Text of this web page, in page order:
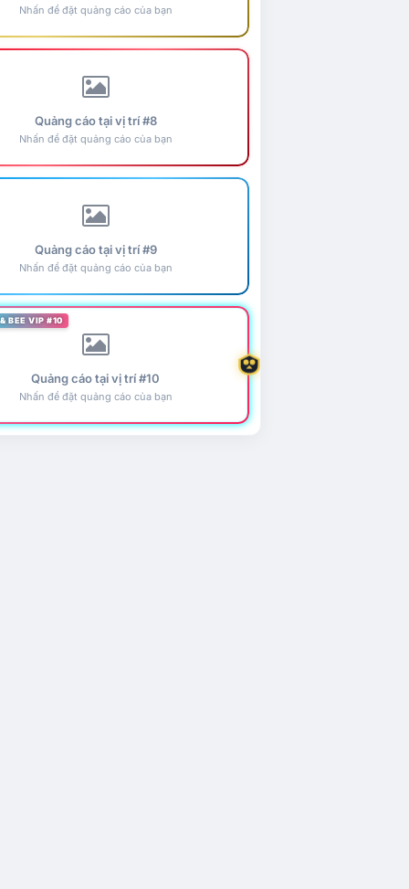
Nhấn để đặt quảng cáo của bạn
Quảng cáo tại vị trí #8
Nhấn để đặt quảng cáo của bạn
Quảng cáo tại vị trí #9
Nhấn để đặt quảng cáo của bạn
BEE VIP #10
Quảng cáo tại vị trí #10
Nhấn để đặt quảng cáo của bạn